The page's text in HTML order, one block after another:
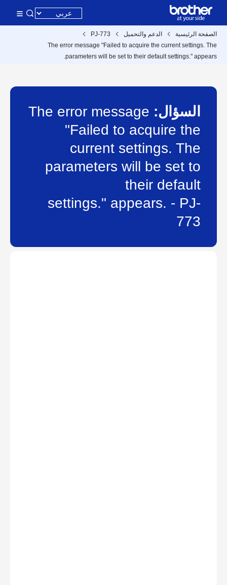
الصفحة الرئيسية الدعم والتحميل
PJ-773
The error message "Failed to acquire the current settings. The
parameters will be set to their default settings." appears.
السؤال:
The error message
"Failed to acquire the
current settings. The
parameters will be set to
their default
settings." appears. - PJ-
773